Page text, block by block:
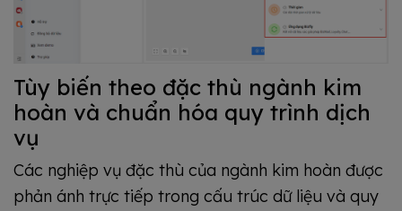
Tùy biến theo đặc thù ngành kim
hoàn và chuẩn hóa quy trình dịch
vụ
Các nghiệp vụ đặc thù của ngành kim hoàn được
phản ánh trực tiếp trong cấu trúc dữ liệu và quy